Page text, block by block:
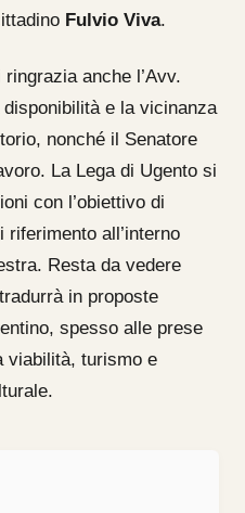
Fulvio Viva.
anche l’Avv.
disponibilità e la vicinanza
nonché il Senatore
La Lega di Ugento si
con l’obiettivo di
all’interno
Resta da vedere
in proposte
spesso alle prese
viabilità, turismo e